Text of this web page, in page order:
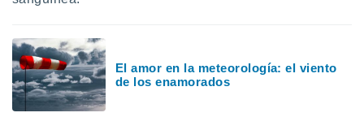
El amor en la meteorología: el viento
de los enamorados